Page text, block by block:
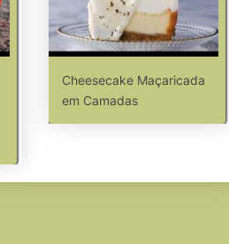
Cheesecake Maçaricada
em Camadas